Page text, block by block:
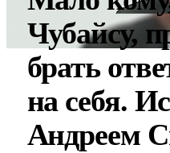
Чубайсу,
брать
на себя.
Андреем